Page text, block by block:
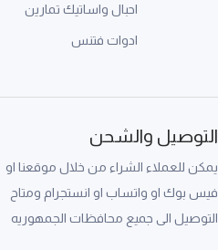
احبال واساتيك تمارين
ادوات فتنس
التوصيل والشحن
يمكن للعملاء الشراء من خلال موقعنا او
فيس بوك او واتساب او انستجرام ومتاح
التوصيل الى جميع محافظات الجمهوريه